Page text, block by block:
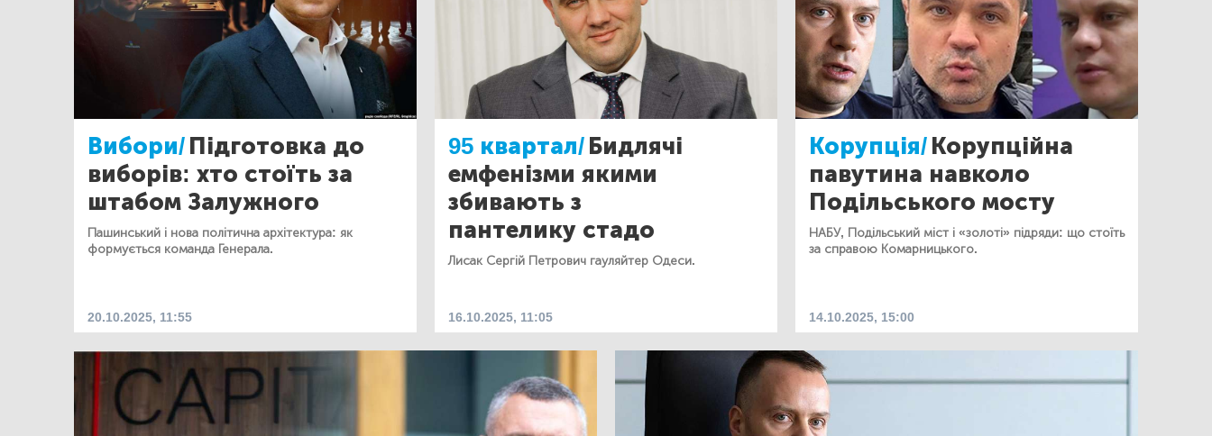
Вибори/Підготовка до
виборів: хто стоїть за
штабом Залужного
Пашинський і нова політична архітектура: як
формується команда Генерала.
20.10.2025, 11:55
95 квартал/Бидлячі
емфенізми якими
збивають з
пантелику стадо
Лисак Сергій Петрович гауляйтер Одеси.
16.10.2025, 11:05
Корупція/Корупційна
павутина навколо
Подільського мосту
НАБУ, Подільський міст і «золоті» підряди: що стоїть
за справою Комарницького.
14.10.2025, 15:00